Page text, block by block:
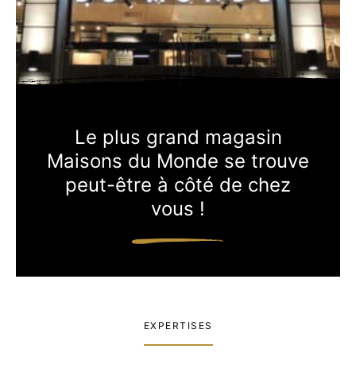
Le plus grand magasin
Maisons du Monde se trouve
peut-être à côté de chez
vous !
EXPERTISES